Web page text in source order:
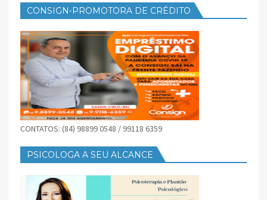
CONSIGN-PROMOTORA DE CRÉDITO
CONTATOS: (84) 98899 0548 / 99118 6359
PSICOLOGA A SEU ALCANCE